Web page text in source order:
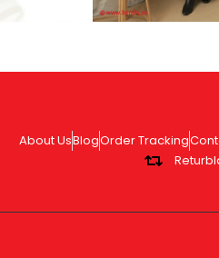
About UsBlogOrder Tracking